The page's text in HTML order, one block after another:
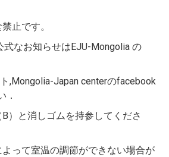
止です。
式なお知らせはEJU-Mongolia の
,Mongolia-Japan centerのfacebook
．
）と消しゴムを持参してくださ
って室温の調節ができない場合が